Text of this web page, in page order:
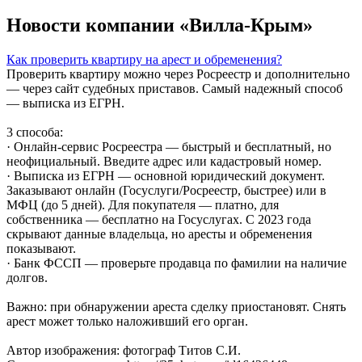
Новости компании «Вилла-Крым»
Как проверить квартиру на арест и обременения?
Проверить квартиру можно через Росреестр и дополнительно
— через сайт судебных приставов. Самый надежный способ
— выписка из ЕГРН.
3 способа:
· Онлайн-сервис Росреестра — быстрый и бесплатный, но
неофициальный. Введите адрес или кадастровый номер.
· Выписка из ЕГРН — основной юридический документ.
Заказывают онлайн (Госуслуги/Росреестр, быстрее) или в
МФЦ (до 5 дней). Для покупателя — платно, для
собственника — бесплатно на Госуслугах. С 2023 года
скрывают данные владельца, но аресты и обременения
показывают.
· Банк ФССП — проверьте продавца по фамилии на наличие
долгов.
Важно: при обнаружении ареста сделку приостановят. Снять
арест может только наложивший его орган.
Автор изображения: фотограф Титов С.И.